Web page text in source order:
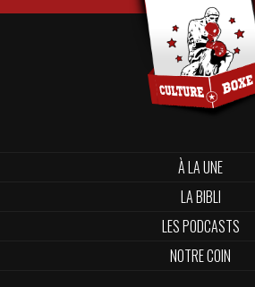
À LA UNE
LA BIBLI
LES PODCASTS
NOTRE COIN